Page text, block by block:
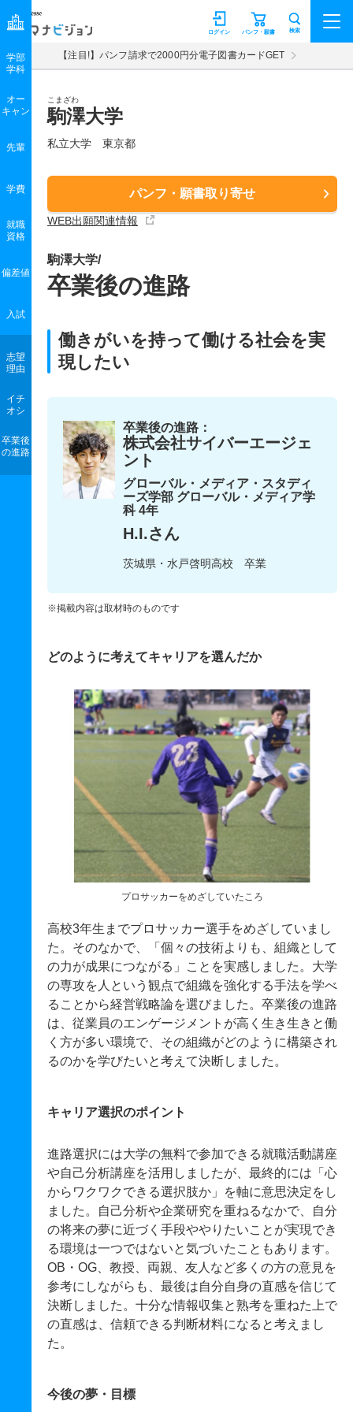
マナビジョン パンフ・願書
ログイン 検索
【注目!】パンフ請求で2000円分電子図書カードGET
こまざわ
駒澤大学
私立大学 東京都
パンフ・願書取り寄せ
WEB出願関連情報
学部
学科
オー
キャン
先輩
学費
就職
資格
偏差値
入試
志望
理由
イチ
オシ
卒業後
の進路
駒澤大学/
卒業後の進路
働きがいを持って働ける社会を実
現したい
卒業後の進路：
株式会社サイバーエージェ
ント
グローバル・メディア・スタディ
ーズ学部 グローバル・メディア学
科 4年
H.I.さん
茨城県・水戸啓明高校 卒業
※掲載内容は取材時のものです
どのように考えてキャリアを選んだか
プロサッカーをめざしていたころ
高校3年生までプロサッカー選手をめざしていまし
た。そのなかで、「個々の技術よりも、組織として
の力が成果につながる」ことを実感しました。大学
の専攻を人という観点で組織を強化する手法を学べ
ることから経営戦略論を選びました。卒業後の進路
は、従業員のエンゲージメントが高く生き生きと働
く方が多い環境で、その組織がどのように構築され
るのかを学びたいと考えて決断しました。
キャリア選択のポイント
進路選択には大学の無料で参加できる就職活動講座
や自己分析講座を活用しましたが、最終的には「心
からワクワクできる選択肢か」を軸に意思決定をし
ました。自己分析や企業研究を重ねるなかで、自分
の将来の夢に近づく手段ややりたいことが実現でき
る環境は一つではないと気づいたこともあります。
OB・OG、教授、両親、友人など多くの方の意見を
参考にしながらも、最後は自分自身の直感を信じて
決断しました。十分な情報収集と熟考を重ねた上で
の直感は、信頼できる判断材料になると考えまし
た。
今後の夢・目標